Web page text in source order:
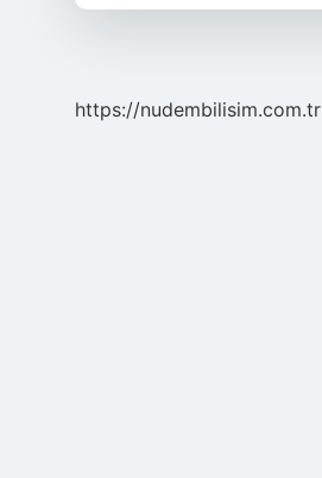
https://nudembilisim.com.tr